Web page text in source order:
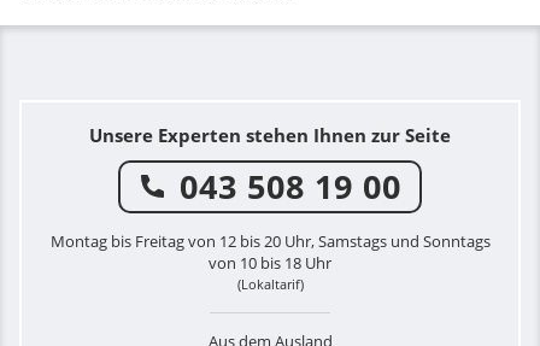
Unsere Experten stehen Ihnen zur Seite
043 508 19 00
Montag bis Freitag von 12 bis 20 Uhr, Samstags und Sonntags
von 10 bis 18 Uhr
(Lokaltarif)